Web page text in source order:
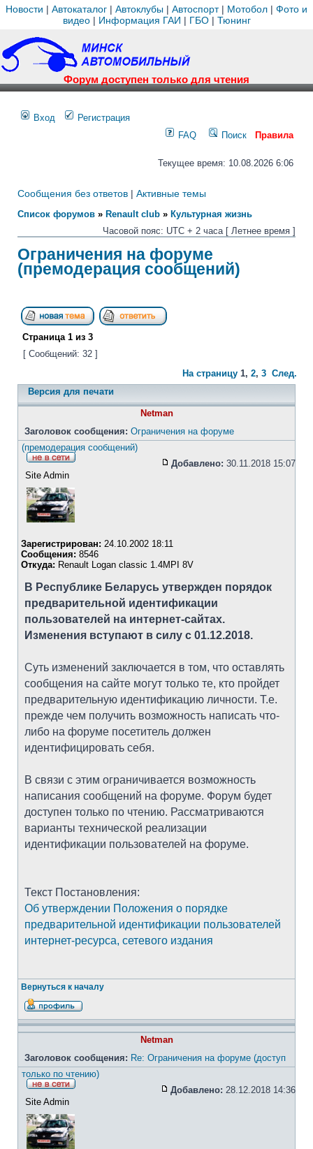
Новости | Автокаталог | Автоклубы | Автоспорт| Мотобол | Фото и
видео| Информация ГАИ | ГБО| Тюнинг
Форум доступен только для чтения
Вход
Регистрация
FAQ
Поиск Правила
Текущее время: 10.08.2026 6:06
Сообщения без ответов | Активные темы
Список форумов » Renault club » Культурная жизнь
Часовой пояс: UTC + 2 часа [ Летнее время ]
Ограничения на форуме
(премодерация сообщений)
Страница 1 из 3
[ Сообщений: 32 ]
На страницу 1, 2, 3 След.
Версия для печати
Netman
Заголовок сообщения: Ограничения на форуме
(премодерация сообщений)
Добавлено: 30.11.2018 15:07
Site Admin
Зарегистрирован: 24.10.2002 18:11
Сообщения: 8546
Откуда: Renault Logan classic 1.4MPI 8V
В Республике Беларусь утвержден порядок
предварительной идентификации
пользователей на интернет-сайтах.
Изменения вступают в силу с 01.12.2018.
Суть изменений заключается в том, что оставлять
сообщения на сайте могут только те, кто пройдет
предварительную идентификацию личности. Т.е.
прежде чем получить возможность написать что-
либо на форуме посетитель должен
идентифицировать себя.
В связи с этим ограничивается возможность
написания сообщений на форуме. Форум будет
доступен только по чтению. Рассматриваются
варианты технической реализации
идентификации пользователей на форуме.
Текст Постановления:
Об утверждении Положения о порядке
предварительной идентификации пользователей
интернет-ресурса, сетевого издания
Вернуться к началу
Netman
Заголовок сообщения: Re: Ограничения на форуме (доступ
только по чтению)
Добавлено: 28.12.2018 14:36
Site Admin